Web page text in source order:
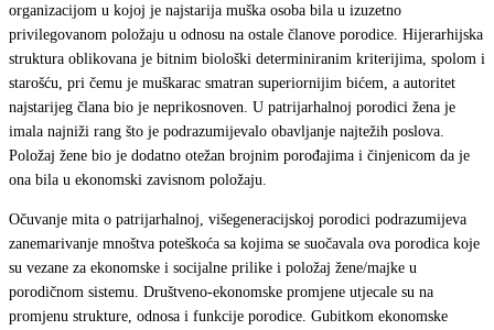
organizacijom u kojoj je najstarija muška osoba bila u izuzetno
privilegovanom položaju u odnosu na ostale članove porodice. Hijerarhijska
struktura oblikovana je bitnim biološki determiniranim kriterijima, spolom i
starošću, pri čemu je muškarac smatran superiornijim bićem, a autoritet
najstarijeg člana bio je neprikosnoven. U patrijarhalnoj porodici žena je
imala najniži rang što je podrazumijevalo obavljanje najtežih poslova.
Položaj žene bio je dodatno otežan brojnim porođajima i činjenicom da je
ona bila u ekonomski zavisnom položaju.
Očuvanje mita o patrijarhalnoj, višegeneracijskoj porodici podrazumijeva
zanemarivanje mnoštva poteškoća sa kojima se suočavala ova porodica koje
su vezane za ekonomske i socijalne prilike i položaj žene/majke u
porodičnom sistemu. Društveno-ekonomske promjene utjecale su na
promjenu strukture, odnosa i funkcije porodice. Gubitkom ekonomske